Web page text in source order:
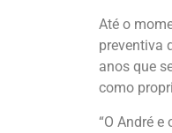
Até o
preventiva
anos que
como
“O André